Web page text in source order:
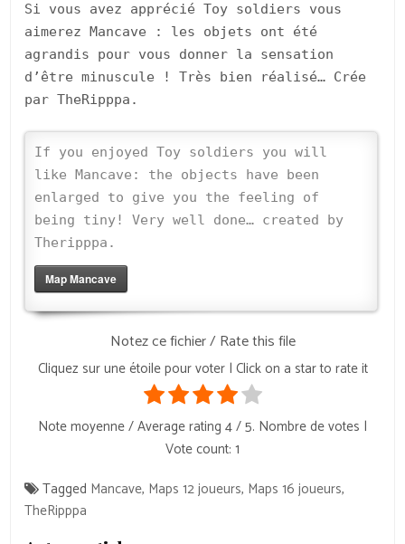
Si vous avez apprécié Toy soldiers vous
aimerez Mancave : les objets ont été
agrandis pour vous donner la sensation
d’être minuscule ! Très bien réalisé… Crée
par TheRipppa.
If you enjoyed Toy soldiers you will
like Mancave: the objects have been
enlarged to give you the feeling of
being tiny! Very well done… created by
Theripppa.
Map Mancave
Notez ce fichier / Rate this file
Cliquez sur une étoile pour voter | Click on a star to rate it
Note moyenne / Average rating 4/ 5. Nombre de votes |
Vote count: 1
Tagged Mancave, Maps 12 joueurs, Maps 16 joueurs,
TheRipppa